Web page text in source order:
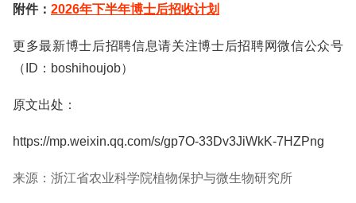
附件： 2026年下半年博士后招收计划
更多最新博士后招聘信息请关注博士后招聘网微信公众号
（ID：boshihoujob）
原文出处：
https://mp.weixin.qq.com/s/gp7O-33Dv3JiWkK-7HZPng
来源：浙江省农业科学院植物保护与微生物研究所